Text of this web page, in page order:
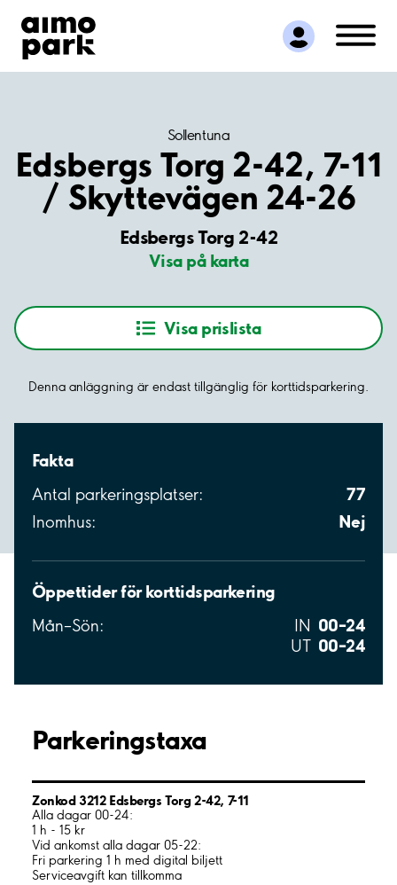
Hitta parkering
Samarbete
Kundservice
Sollentuna
Edsbergs Torg 2-42, 7-11
/ Skyttevägen 24-26
Edsbergs Torg 2-42
Visa på karta
Visa prislista
Denna anläggning är endast tillgänglig för korttidsparkering.
Fakta
Antal parkeringsplatser: 77
Inomhus: Nej
Öppettider för korttidsparkering
Mån–Sön: IN 00–24
UT 00–24
Parkeringstaxa
Zonkod 3212 Edsbergs Torg 2-42, 7-11
Alla dagar 00-24:
1 h - 15 kr
Vid ankomst alla dagar 05-22:
Fri parkering 1 h med digital biljett
Serviceavgift kan tillkomma